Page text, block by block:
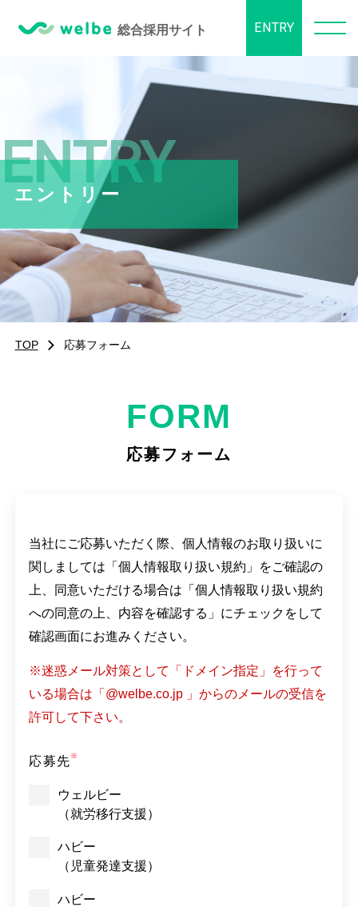
BUSINESS
事業内容
ABOUT US
数字で見るウェルビー
CULTURE
取り組み・制度
PERSON
採用情報
コーポレートサイト
プライバシーポリシー
ENTRY
ENTRY
エントリー
TOP 応募フォーム
FORM
応募フォーム
当社にご応募いただく際、個人情報のお取り扱いに
関しましては「個人情報取り扱い規約」をご確認の
上、同意いただける場合は「個人情報取り扱い規約
への同意の上、内容を確認する」にチェックをして
確認画面にお進みください。
※迷惑メール対策として「ドメイン指定」を行って
いる場合は「@welbe.co.jp 」からのメールの受信を
許可して下さい。
応募先
ウェルビー
（就労移行支援）
ハビー
（児童発達支援）
ハビー